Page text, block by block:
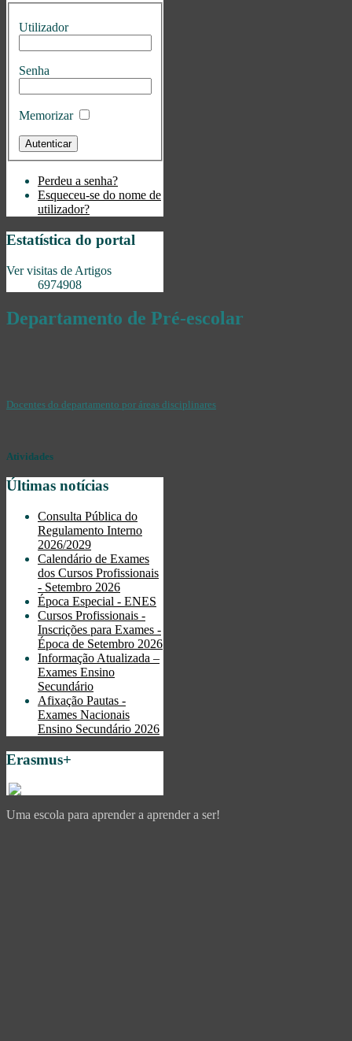
Utilizador
Senha
Memorizar
Perdeu a senha?
Esqueceu-se do nome de
utilizador?
Estatística do portal
Ver visitas de Artigos
6974908
Departamento de Pré-escolar
Docentes do departamento por áreas disciplinares
Atividades
Últimas notícias
Consulta Pública do
Regulamento Interno
2026/2029
Calendário de Exames
dos Cursos Profissionais
- Setembro 2026
Época Especial - ENES
Cursos Profissionais -
Inscrições para Exames -
Época de Setembro 2026
Informação Atualizada –
Exames Ensino
Secundário
Afixação Pautas -
Exames Nacionais
Ensino Secundário 2026
Erasmus+
Uma escola para aprender a aprender a ser!